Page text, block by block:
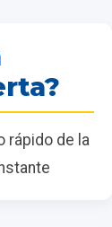
rápido de la